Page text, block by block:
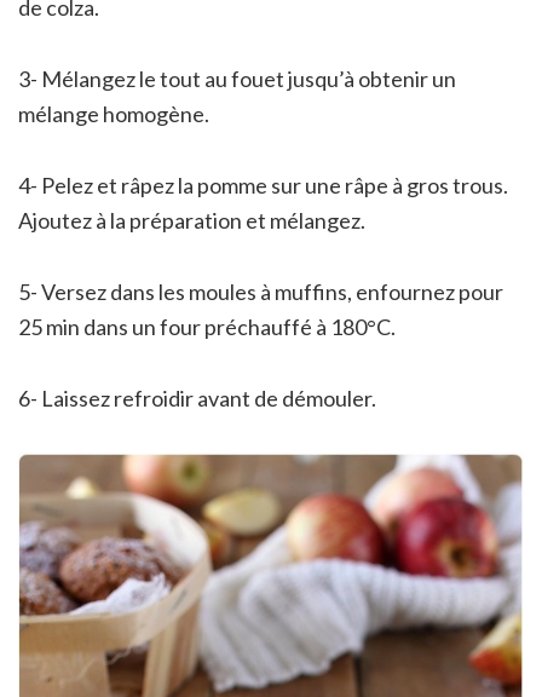
de colza.
3- Mélangez le tout au fouet jusqu’à obtenir un
mélange homogène.
4- Pelez et râpez la pomme sur une râpe à gros trous.
Ajoutez à la préparation et mélangez.
5- Versez dans les moules à muffins, enfournez pour
25 min dans un four préchauffé à 180°C.
6- Laissez refroidir avant de démouler.